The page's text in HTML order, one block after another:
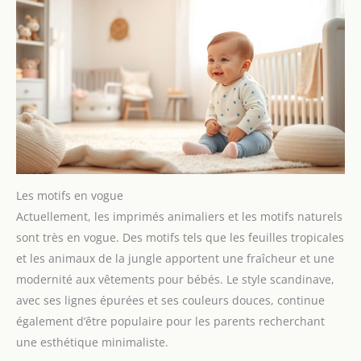
bebe. Quand il pleut, le "bruit
de vagues" couvre le tonnerre.
La "pluie fine" la réconforte
comme un câlin. Cette
veilleuse bruit blanc bebe offre
des sons variés, de la musique
enfant douce aux sons de la
nature, avec une qualité HIFI
incroyable. C'est l'accessoire de
puericulture bébé naissance
indispensable. 【315 modes
d’éclairage pour la déco
projecteur bebe offre 315
combinaisons. C'est la lampe
de chevet enfant ultime pour
la decoration chambre fille. La
une ambiance de feu de camp ;
plonge la chambre bebe
complete dans une mer
d’étoiles. Les couleurs
Les motifs en vogue
Actuellement, les imprimés animaliers et les motifs naturels
sont très en vogue. Des motifs tels que les feuilles tropicales
et les animaux de la jungle apportent une fraîcheur et une
modernité aux vêtements pour bébés. Le style scandinave,
avec ses lignes épurées et ses couleurs douces, continue
également d’être populaire pour les parents recherchant
une esthétique minimaliste.